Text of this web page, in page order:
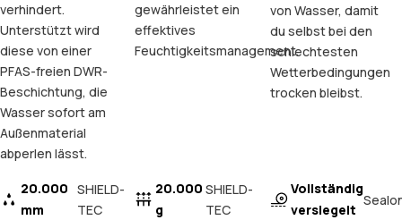
verhindert.
Unterstützt wird
diese von einer
PFAS-freien DWR-
Beschichtung, die
Wasser sofort am
Außenmaterial
abperlen lässt.
20.000
mm
SHIELD-
TEC
gewährleistet ein
effektives
Feuchtigkeitsmanagement.
20.000
g
SHIELD-
TEC
von Wasser, damit
du selbst bei den
schlechtesten
Wetterbedingungen
trocken bleibst.
Vollständig
versiegelt